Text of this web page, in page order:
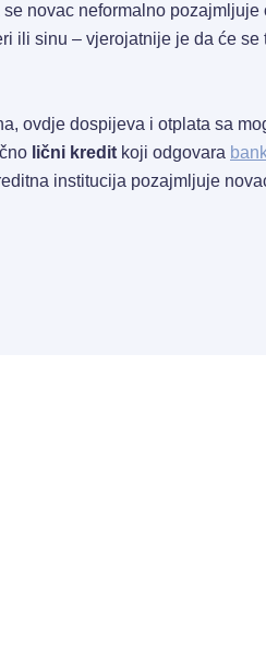
novac neformalno pozajmljuje
ili sinu – vjerojatnije je da će se
ovdje dospijeva i otplata sa
lični kredit koji odgovara
institucija pozajmljuje